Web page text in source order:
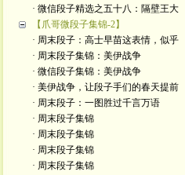
· 微信段子精选之五十八：隔壁王大
【爪哥微段子集锦-2】
· 周末段子：高士早苗这表情，似乎
· 周末段子集锦：美伊战争
· 微信段子集锦：美伊战争
· 美伊战争，让段子手们的春天提前
· 周末段子：一图胜过千言万语
· 周末段子集锦
· 周末段子集锦
· 周末段子集锦
· 周末段子集锦